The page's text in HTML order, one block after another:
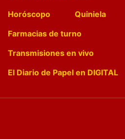
Horóscopo
Quiniela
Farmacias de turno
Transmisiones en vivo
El Diario de Papel en DIGITAL